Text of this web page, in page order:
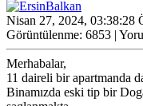
Nisan 27, 2024, 03:38:28
Görüntülenme: 6853 |
Merhabalar,
11 daireli bir apartmanda
Binamızda eski tip bir